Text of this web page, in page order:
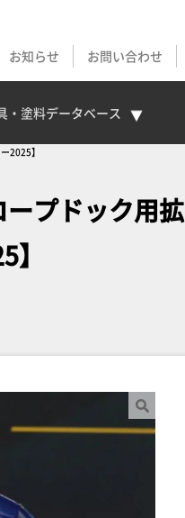
お知らせ
お問い合わせ
・塗料データベース
2025】
ープドック用拡